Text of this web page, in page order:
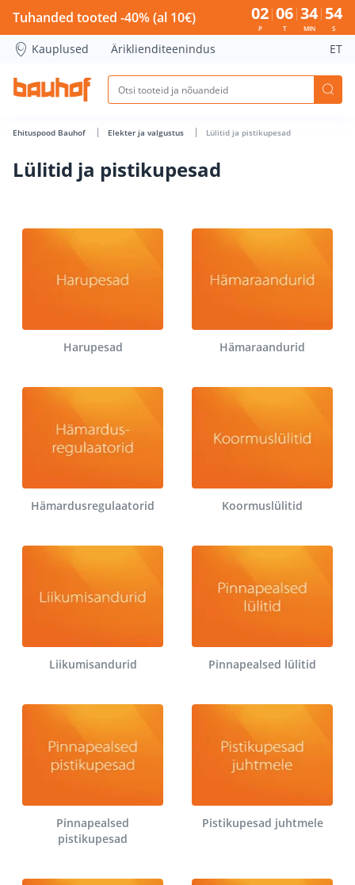
Lülitid ja pistikupesad - Bauhof has loaded
Tuhanded tooted -40% (al 10€) 02
P
06
T
34
MIN
54
S
Kauplused Äriklienditeenindus ET
Ehituspood Bauhof Elekter ja valgustus Lülitid ja pistikupesad
Lülitid ja pistikupesad
Harupesad Hämaraandurid
Hämardusregulaatorid Koormuslülitid
Liikumisandurid Pinnapealsed lülitid
Pinnapealsed
pistikupesad
Pistikupesad juhtmele